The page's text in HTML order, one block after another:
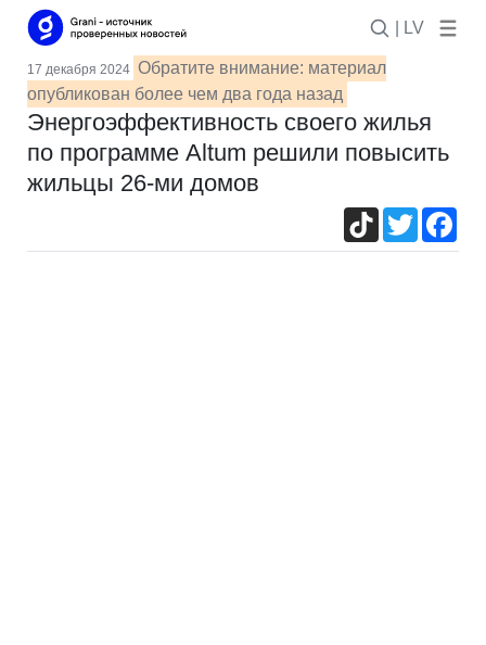
| LV
17 декабря 2024 Обратите внимание: материал
опубликован более чем два года назад
Энергоэффективность своего жилья
по программе Altum решили повысить
жильцы 26-ми домов
TikTokTwitter